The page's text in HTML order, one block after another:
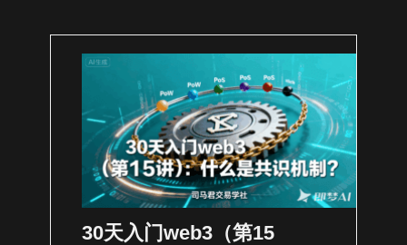
30天入门web3（第15